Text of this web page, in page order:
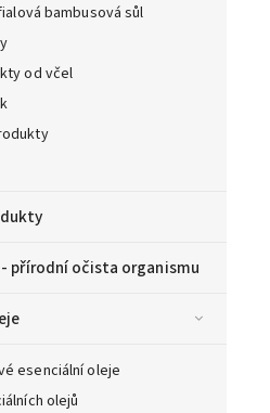
bambusová sůl
od včel
přírodní očista organismu
esenciální oleje
olejů